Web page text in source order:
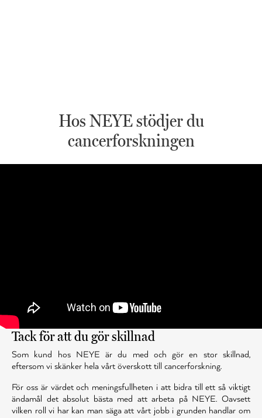
Hos NEYE stödjer du
cancerforskningen
Tack för att du gör skillnad
Som kund hos NEYE är du med och gör en stor skillnad,
eftersom vi skänker hela vårt överskott till cancerforskning.
För oss är värdet och meningsfullheten i att bidra till ett så viktigt
ändamål det absolut bästa med att arbeta på NEYE. Oavsett
vilken roll vi har kan man säga att vårt jobb i grunden handlar om